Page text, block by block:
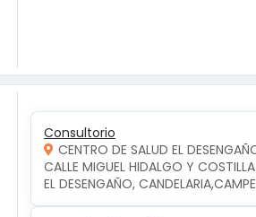
Consultorio
CENTRO DE SALUD EL
CALLE MIGUEL HIDALGO Y
EL DESENGAÑO,